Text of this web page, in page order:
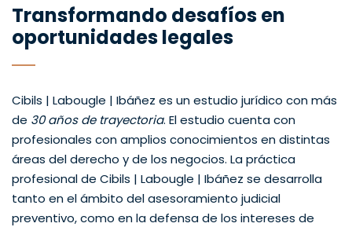
Transformando desafíos en
oportunidades legales
Cibils | Labougle | Ibáñez es un estudio jurídico con más
de 30 años de trayectoria. El estudio cuenta con
profesionales con amplios conocimientos en distintas
áreas del derecho y de los negocios. La práctica
profesional de Cibils | Labougle | Ibáñez se desarrolla
tanto en el ámbito del asesoramiento judicial
preventivo, como en la defensa de los intereses de